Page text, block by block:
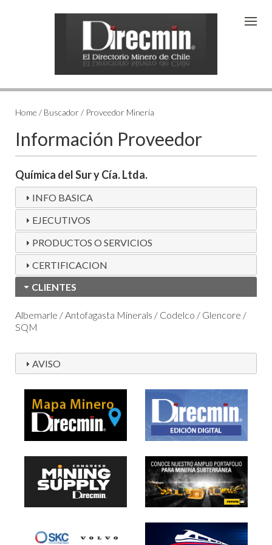
Home / Buscador / Proveedor Minería
Información Proveedor
Química del Sur y Cía. Ltda.
INFO BASICA
EJECUTIVOS
PRODUCTOS O SERVICIOS
CERTIFICACION
CLIENTES
Albemarle / Antofagasta Minerals / Codelco / Glencore /
SQM
AVISO